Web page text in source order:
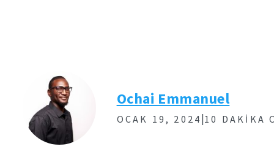
Ochai Emmanuel
OCAK 19, 2024 |10 DAKIKA